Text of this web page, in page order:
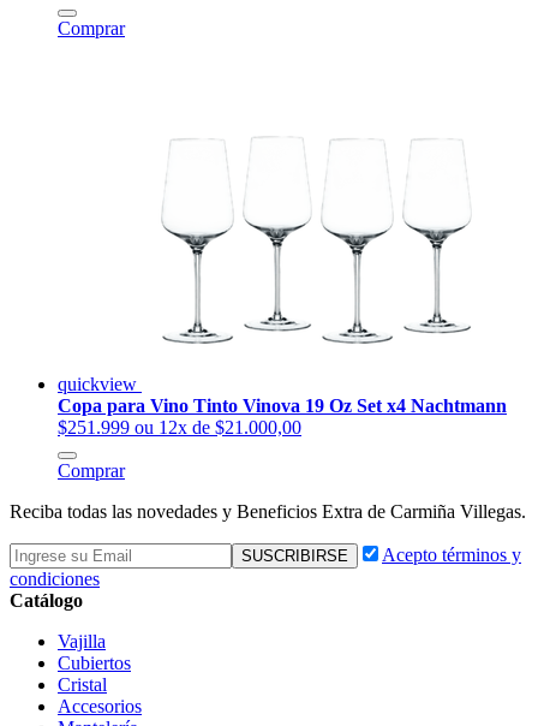
Comprar
quickview
Copa para Vino Tinto Vinova 19 Oz Set x4 Nachtmann
$251.999 ou 12x de $21.000,00
Comprar
Reciba todas las novedades y Beneficios Extra de Carmiña Villegas.
Acepto términos y
condiciones
Catálogo
Vajilla
Cubiertos
Cristal
Accesorios